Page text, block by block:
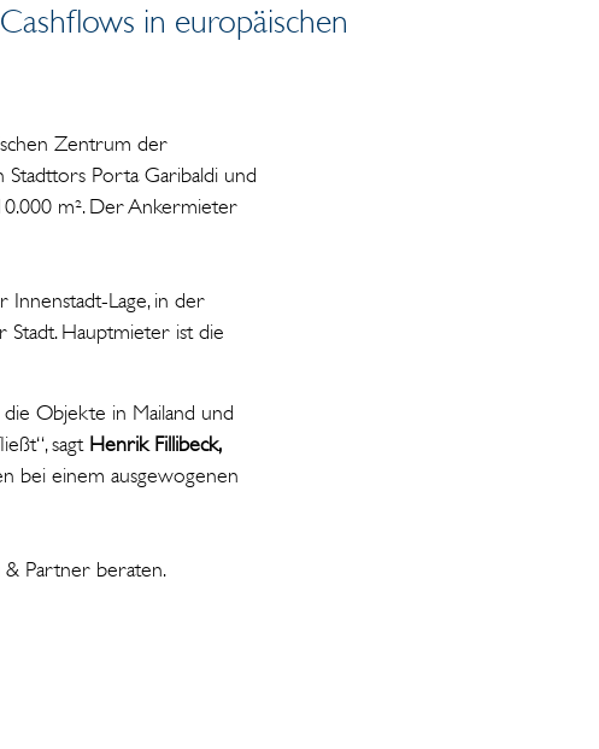
in europäischen
Zentrum der
Stadttors Porta Garibaldi und
m². Der Ankermieter
Innenstadt-Lage, in der
Hauptmieter ist die
Objekte in Mailand und
sagt Henrik Fillibeck,
bei einem ausgewogenen
& Partner beraten.